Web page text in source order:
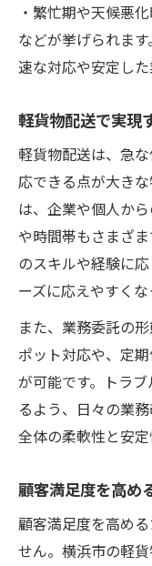
・繁忙期や天候悪
などが挙げられま
速な対応や安定した
軽貨物配送で実現
軽貨物配送は、急
応できる点が大き
は、企業や個人か
や時間帯もさまざ
のスキルや経験に
ーズに応えやすくな
また、業務委託の
ポット対応や、定
が可能です。トラ
るよう、日々の業
全体の柔軟性と安定
顧客満足度を高め
顧客満足度を高め
せん。横浜市の軽